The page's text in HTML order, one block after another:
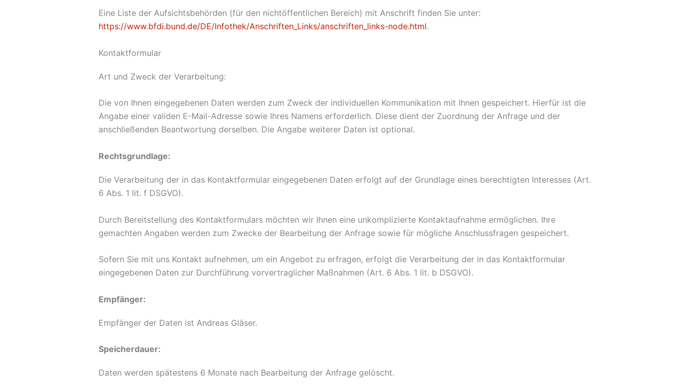
Eine Liste der Aufsichtsbehörden (für den nichtöffentlichen Bereich) mit Anschrift finden Sie unter:
https://www.bfdi.bund.de/DE/Infothek/Anschriften_Links/anschriften_links-node.html.
Kontaktformular
Art und Zweck der Verarbeitung:
Die von Ihnen eingegebenen Daten werden zum Zweck der individuellen Kommunikation mit Ihnen gespeichert. Hierfür ist die
Angabe einer validen E-Mail-Adresse sowie Ihres Namens erforderlich. Diese dient der Zuordnung der Anfrage und der
anschließenden Beantwortung derselben. Die Angabe weiterer Daten ist optional.
Rechtsgrundlage:
Die Verarbeitung der in das Kontaktformular eingegebenen Daten erfolgt auf der Grundlage eines berechtigten Interesses (Art.
6 Abs. 1 lit. f DSGVO).
Durch Bereitstellung des Kontaktformulars möchten wir Ihnen eine unkomplizierte Kontaktaufnahme ermöglichen. Ihre
gemachten Angaben werden zum Zwecke der Bearbeitung der Anfrage sowie für mögliche Anschlussfragen gespeichert.
Sofern Sie mit uns Kontakt aufnehmen, um ein Angebot zu erfragen, erfolgt die Verarbeitung der in das Kontaktformular
eingegebenen Daten zur Durchführung vorvertraglicher Maßnahmen (Art. 6 Abs. 1 lit. b DSGVO).
Empfänger:
Empfänger der Daten ist Andreas Gläser.
Speicherdauer:
Daten werden spätestens 6 Monate nach Bearbeitung der Anfrage gelöscht.